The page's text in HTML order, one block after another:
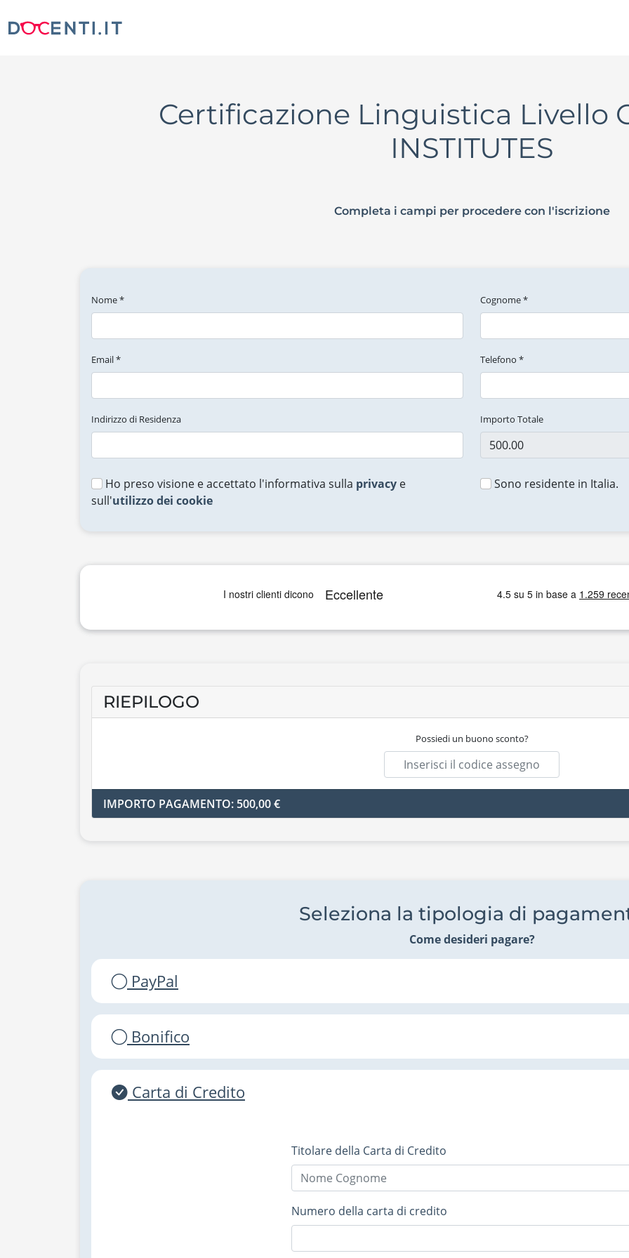
Certificazione Linguistica Livello
INSTITUTES
Completa i campi per procedere con l'iscrizione
Nome * Cognome *
Email * Telefono *
Indirizzo di Residenza Importo Totale
Ho preso visione e accettato l'informativa sulla privacy e
sull'utilizzo dei cookie
Sono residente in Italia.
RIEPILOGO
Possiedi un buono sconto?
IMPORTO PAGAMENTO: 500,00 €
Seleziona la tipologia di
Come desideri pagare?
PayPal
Bonifico
Carta di Credito
Titolare della Carta di Credito
Numero della carta di credito